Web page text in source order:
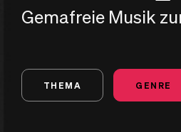
Gemafreie Musik
THEMA GENRE